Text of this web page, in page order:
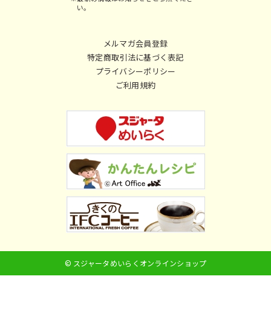
メルマガ会員登録
特定商取引法に基づく表記
プライバシーポリシー
ご利用規約
い。
© スジャータめいらくオンラインショップ